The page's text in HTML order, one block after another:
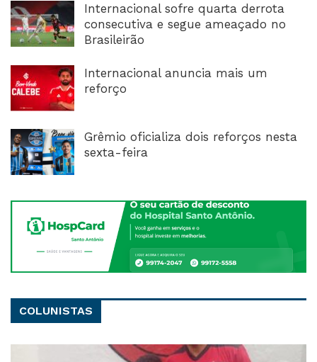
Internacional sofre quarta derrota
consecutiva e segue ameaçado no
Brasileirão
Internacional anuncia mais um
reforço
Grêmio oficializa dois reforços nesta
sexta-feira
COLUNISTAS